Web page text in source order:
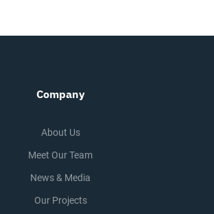
Company
About Us
Meet Our Team
News & Media
Our Projects